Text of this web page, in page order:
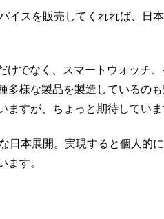
イスを販売してくれれば、日
でなく、スマートウォッチ
多様な製品を製造しているの
すが、ちょっと期待していま
日本展開。実現すると個人的
ます。